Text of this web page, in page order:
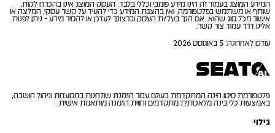
המידע המוצג בעמוד זה הינו מידע פומבי וכללי בלבד. העסק המוצג אינו בהכרח לקוח,
שותף או משתמש בפלטפורמה, ואין בהצגת המידע כדי להעיד על קשר עסקי, המלצה או
אישור מכל סוג שהוא. אם הנך בעל/ת העסק וברצונך לעדכן או להסיר מידע - ניתן לפנות
אלינו דרך עמוד צור קשר.
עודכן לאחרונה: 5 באוגוסט 2026
פלטפורמת סיטו הינה המתקדמת בעולם עבור הזמנת שולחנות במסעדות וניהול הושבה,
באמצעות כלי בינה מלאכותית מתקדמים וחווית הזמנה מותאמת אישית.
גילוי